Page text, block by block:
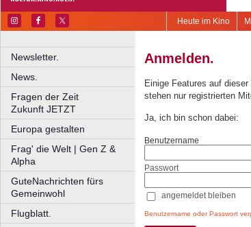
Heute im Kino
Newsletter.
News.
Fragen der Zeit
Zukunft JETZT
Europa gestalten
Frag' die Welt | Gen Z &
Alpha
GuteNachrichten fürs
Gemeinwohl
Flugblatt.
Anmelden.
Einige Features auf
stehen nur registrierten
Ja, ich bin schon dabei:
Benutzername
Passwort
angemeldet bleiben
Benutzername oder Passwort